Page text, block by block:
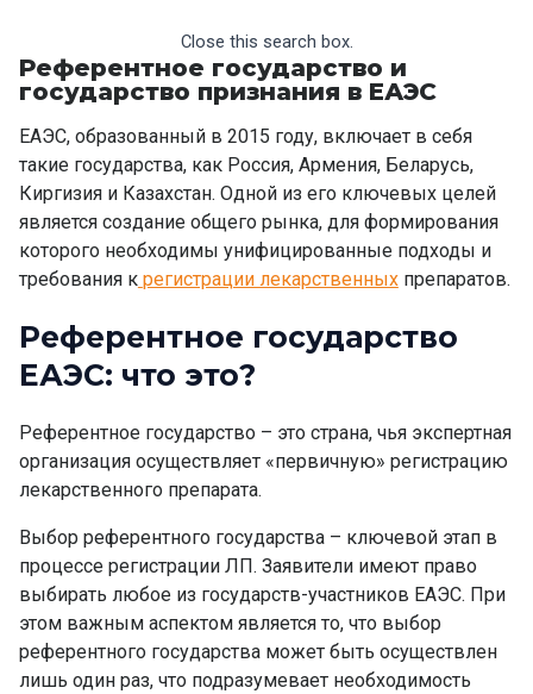
Close this search box.
Референтное государство и
государство признания в ЕАЭС
ЕАЭС, образованный в 2015 году, включает в себя
такие государства, как Россия, Армения, Беларусь,
Киргизия и Казахстан. Одной из его ключевых целей
является создание общего рынка, для формирования
которого необходимы унифицированные подходы и
требования к регистрации лекарственныхпрепаратов.
Референтное государство
ЕАЭС: что это?
Референтное государство – этострана, чья экспертная
организация осуществляет «первичную» регистрацию
лекарственного препарата.
Выбор референтного государства – ключевой этап в
процессе регистрации ЛП. Заявители имеют право
выбирать любое из государств-участников ЕАЭС. При
этом важным аспектом является то, что выбор
референтного государства может быть осуществлен
лишь один раз, что подразумевает необходимость